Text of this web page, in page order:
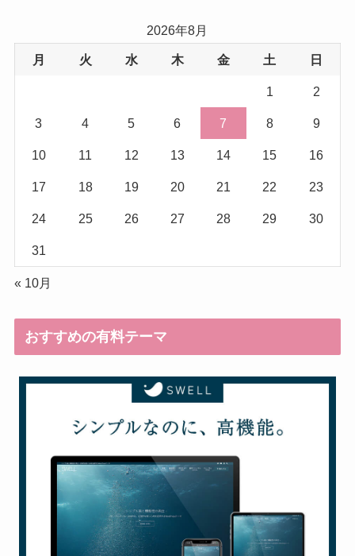
2026年8月
月 火 水 木 金 土 日
1 2
3 4 5 6 7 8 9
10 11 12 13 14 15 16
17 18 19 20 21 22 23
24 25 26 27 28 29 30
31
« 10月
おすすめの有料テーマ